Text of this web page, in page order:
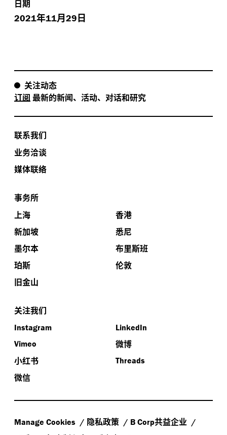
日期
2021年11月29日
关注动态
订阅 最新的新闻、活动、对话和研究
联系我们
业务洽谈
媒体联络
事务所
上海
香港
新加坡
悉尼
墨尔本
布里斯班
珀斯
伦敦
旧金山
关注我们
Instagram
LinkedIn
Vimeo
微博
小红书
Threads
微信
Manage Cookies 隐私政策 B Corp共益企业